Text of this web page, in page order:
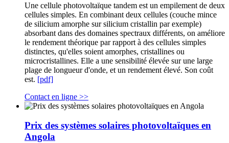
Une cellule photovoltaïque tandem est un empilement de deux
cellules simples. En combinant deux cellules (couche mince
de silicium amorphe sur silicium cristallin par exemple)
absorbant dans des domaines spectraux différents, on améliore
le rendement théorique par rapport à des cellules simples
distinctes, qu'elles soient amorphes, cristallines ou
microcristallines. Elle a une sensibilité élevée sur une large
plage de longueur d'onde, et un rendement élevé. Son coût
est. [pdf]
Contact en ligne >>
Prix ​​des systèmes solaires photovoltaïques en
Angola